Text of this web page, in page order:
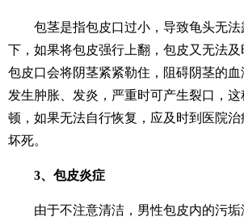
包茎是指包皮口过小，导致龟头无法
下，如果将包皮强行上翻，包皮又无法
包皮口会将阴茎紧紧勒住，阻碍阴茎的
发生肿胀、发炎，严重时可产生裂口，
顿，如果无法自行恢复，应及时到医院
坏死。
3、包皮炎症
由于不注意清洁，男性包皮内的污垢